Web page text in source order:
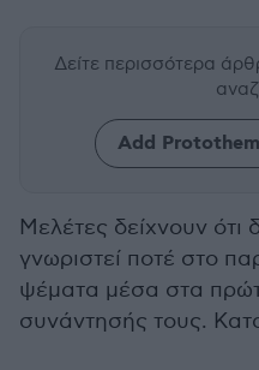
Δείτε περισσότερα
Add
Μελέτες δείχνουν
γνωριστεί ποτέ στο
ψέματα μέσα στα
συνάντησής τους.